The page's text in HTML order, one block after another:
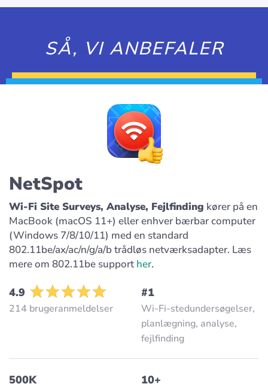
SÅ, VI ANBEFALER
NetSpot
Wi-Fi Site Surveys, Analyse, Fejlfinding kører på en
MacBook (macOS 11+) eller enhver bærbar computer
(Windows 7/8/10/11) med en standard
802.11be/ax/ac/n/g/a/b trådløs netværksadapter. Læs
mere om 802.11be support her.
4.9
214 brugeranmeldelser
#1
Wi-Fi-stedundersøgelser,
planlægning, analyse,
fejlfinding
500K 10+